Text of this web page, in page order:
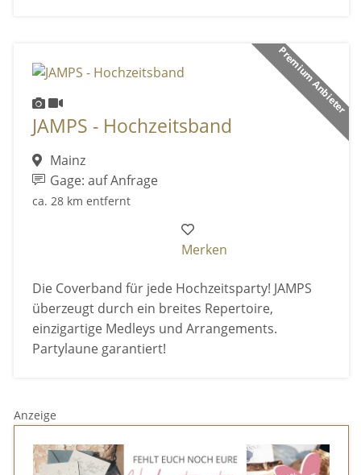
Premium Anbieter
JAMPS - Hochzeitsband
Mainz
Gage: auf Anfrage
ca. 28 km entfernt
Merken
Die Coverband für jede Hochzeitsparty! JAMPS
überzeugt durch ein breites Repertoire,
einzigartige Medleys und Arrangements.
Partylaune garantiert!
Anzeige